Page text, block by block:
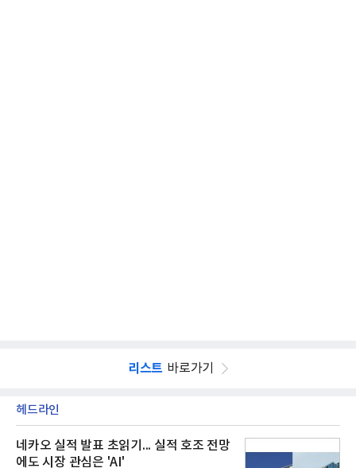
리스트 바로가기
헤드라인
네카오 실적 발표 초읽기... 실적 호조 전망
에도 시장 관심은 'AI'